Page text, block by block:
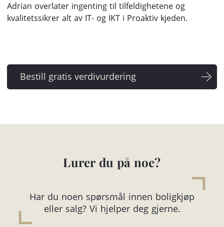
Adrian overlater ingenting til tilfeldighetene og
kvalitetssikrer alt av IT- og IKT i Proaktiv kjeden.
Lurer du på noe?
Har du noen spørsmål innen boligkjøp
eller salg? Vi hjelper deg gjerne.